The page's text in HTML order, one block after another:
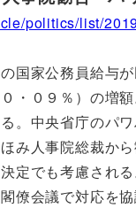
politics/list/
国家公務員給与
・０９％）の増
。中央省庁のパ
み人事院総裁か
定でも考慮され
僚会議で対応を